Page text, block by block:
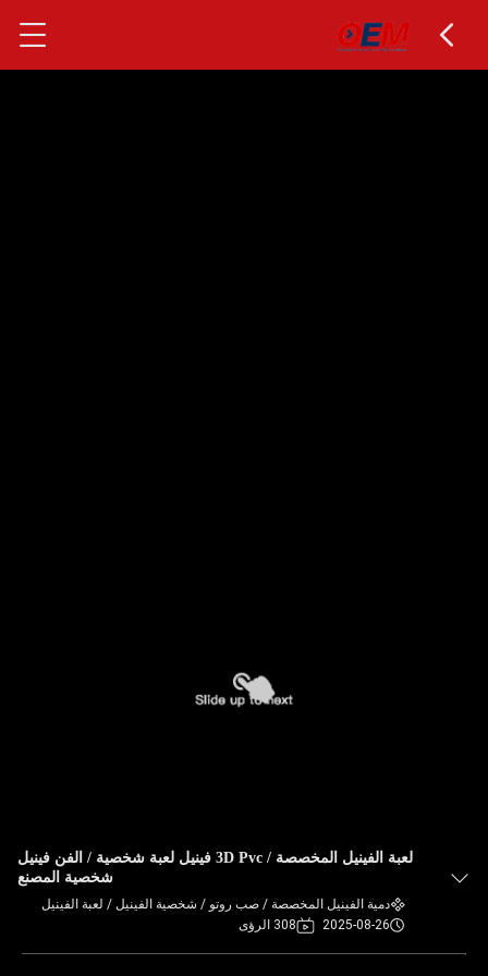
لعبة الفينيل المخصصة / 3D Pvc فينيل لعبة شخصية / الفن فينيل
شخصية المصنع
دمية الفينيل المخصصة / صب روتو / شخصية الفينيل / لعبة الفينيل
2025-08-26
308 الرؤى